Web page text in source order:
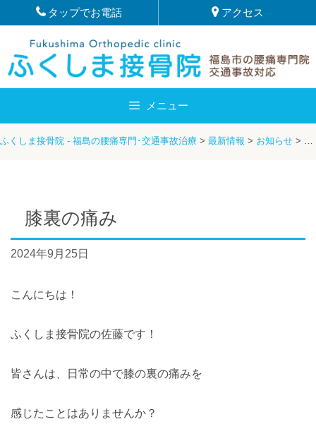
to
content
タップでお電話 アクセス
メニュー
ふくしま接骨院 - 福島の腰痛専門･交通事故治療 > 最新情報 > お知らせ > 膝
膝裏の痛み
2024年9月25日
こんにちは！
ふくしま接骨院の佐藤です！
皆さんは、日常の中で膝の裏の痛みを
感じたことはありませんか？